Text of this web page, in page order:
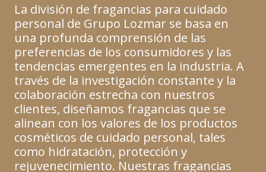
La división de fragancias para cuidado
personal de Grupo Lozmar se basa en
una profunda comprensión de las
preferencias de los consumidores y las
tendencias emergentes en la industria. A
través de la investigación constante y la
colaboración estrecha con nuestros
clientes, diseñamos fragancias que se
alinean con los valores de los productos
cosméticos de cuidado personal, tales
como hidratación, protección y
rejuvenecimiento. Nuestras fragancias